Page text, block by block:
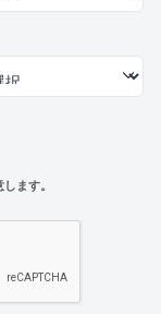
ます。